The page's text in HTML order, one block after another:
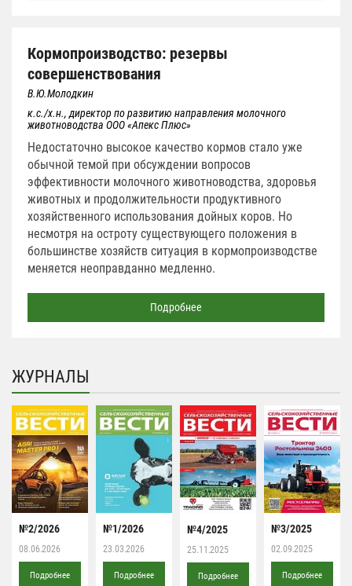
Кормопроизводство: резервы
совершенствования
В.Ю.Молодкин
к.с./х.н., директор по развитию направления молочного
животноводства ООО «Апекс Плюс»
Недостаточно высокое качество кормов стало уже
обычной темой при обсуждении вопросов
эффективности молочного животноводства, здоровья
животных и продолжительности продуктивного
хозяйственного использования дойных коров. Но
несмотря на остроту существующего положения в
большинстве хозяйств ситуация в кормопроизводстве
меняется неоправданно медленно.
Подробнее
ЖУРНАЛЫ
№2/2026
08.06.2026
Подробнее
№1/2026
23.03.2026
Подробнее
№4/2025
25.11.2025
Подробнее
№3/2025
02.09.2025
Подробнее